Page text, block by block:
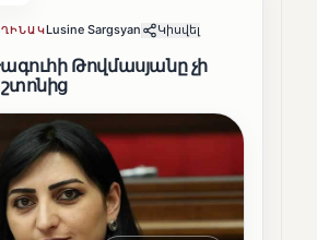
Lusine Sargsyan Կիսվել
Թովմասյանը չի